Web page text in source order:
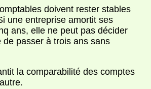
doivent rester stables
une entreprise amortit ses
ans, elle ne peut pas décider
de passer à trois ans sans
la comparabilité des comptes